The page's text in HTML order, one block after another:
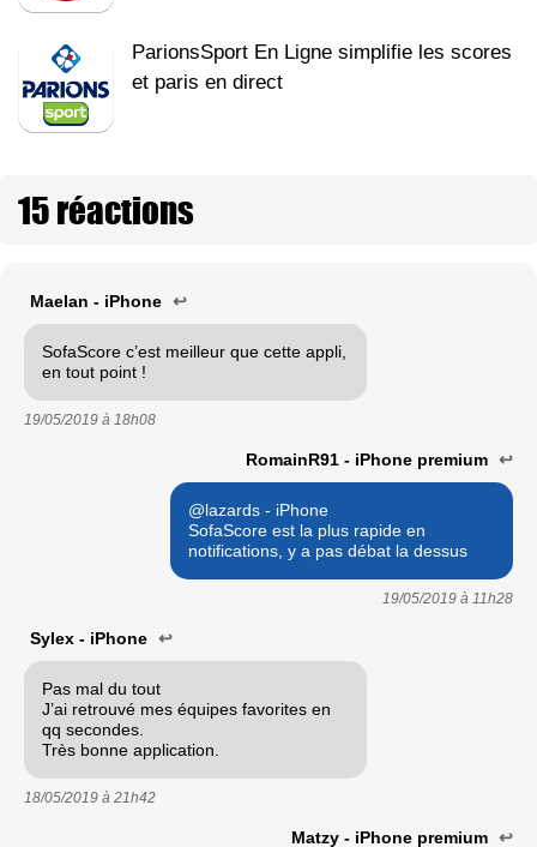
ParionsSport En Ligne simplifie les scores
et paris en direct
15 réactions
Maelan - iPhone ↩
SofaScore c’est meilleur que cette appli,
en tout point !
19/05/2019 à 18h08
RomainR91 - iPhone premium ↩
@lazards - iPhone
SofaScore est la plus rapide en
notifications, y a pas débat la dessus
19/05/2019 à 11h28
Sylex - iPhone ↩
Pas mal du tout
J’ai retrouvé mes équipes favorites en
qq secondes.
Très bonne application.
18/05/2019 à 21h42
Matzy - iPhone premium ↩